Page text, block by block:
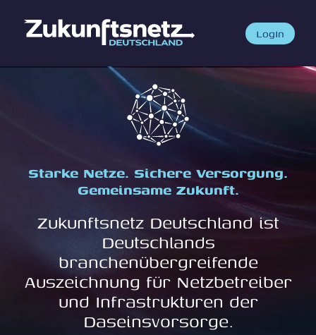
content
LogIn
Starke Netze. Sichere Versorgung.
Gemeinsame Zukunft.
Zukunftsnetz Deutschland ist
Deutschlands
branchenübergreifende
Auszeichnung für Netzbetreiber
und Infrastrukturen der
Daseinsvorsorge.